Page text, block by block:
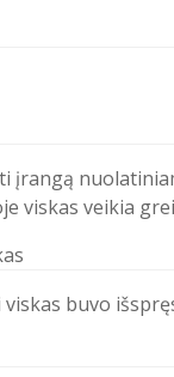
įrangą
viskas veikia
buvo